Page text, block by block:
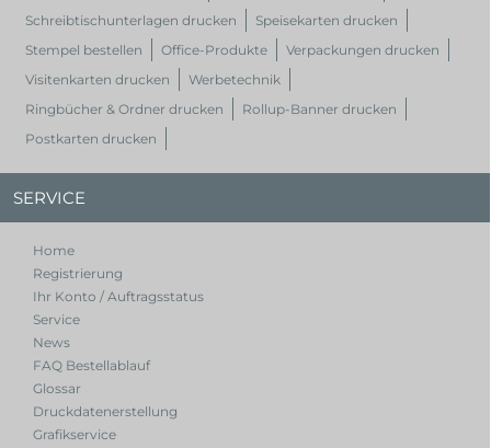
Schreibtischunterlagen drucken
Speisekarten drucken
Stempel bestellen
Office-Produkte
Verpackungen drucken
Visitenkarten drucken
Werbetechnik
Ringbücher & Ordner drucken
Rollup-Banner drucken
Postkarten drucken
SERVICE
Home
Registrierung
Ihr Konto / Auftragsstatus
Service
News
FAQ Bestellablauf
Glossar
Druckdatenerstellung
Grafikservice